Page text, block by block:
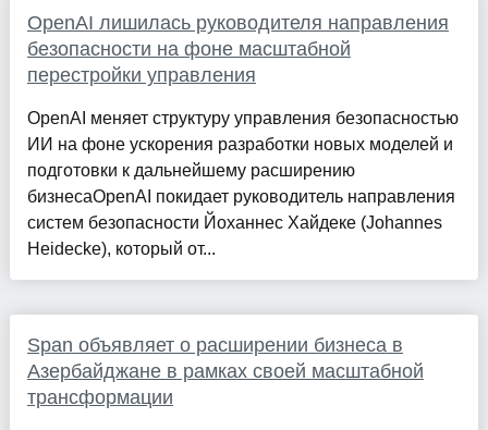
OpenAI лишилась руководителя направления
безопасности на фоне масштабной
перестройки управления
OpenAI меняет структуру управления безопасностью
ИИ на фоне ускорения разработки новых моделей и
подготовки к дальнейшему расширению
бизнесаOpenAI покидает руководитель направления
систем безопасности Йоханнес Хайдеке (Johannes
Heidecke), который от...
Span объявляет о расширении бизнеса в
Азербайджане в рамках своей масштабной
трансформации